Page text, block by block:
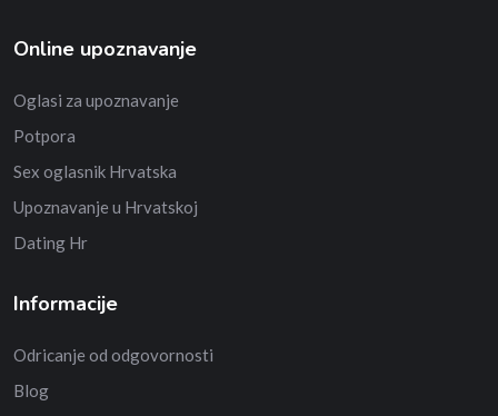
Online upoznavanje
Oglasi za upoznavanje
Potpora
Sex oglasnik Hrvatska
Upoznavanje u Hrvatskoj
Dating Hr
Informacije
Odricanje od odgovornosti
Blog